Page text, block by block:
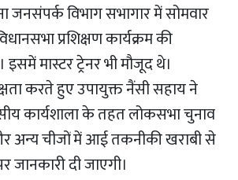
जनसंपर्क विभाग सभागार में सोमवार
प्रशिक्षण कार्यक्रम की
मास्टर ट्रेनर भी मौजूद थे।
करते हुए उपायुक्त नैंसी सहाय ने
कार्यशाला के तहत लोकसभा चुनाव
अन्य चीजों में आई तकनीकी खराबी से
दी जाएगी।